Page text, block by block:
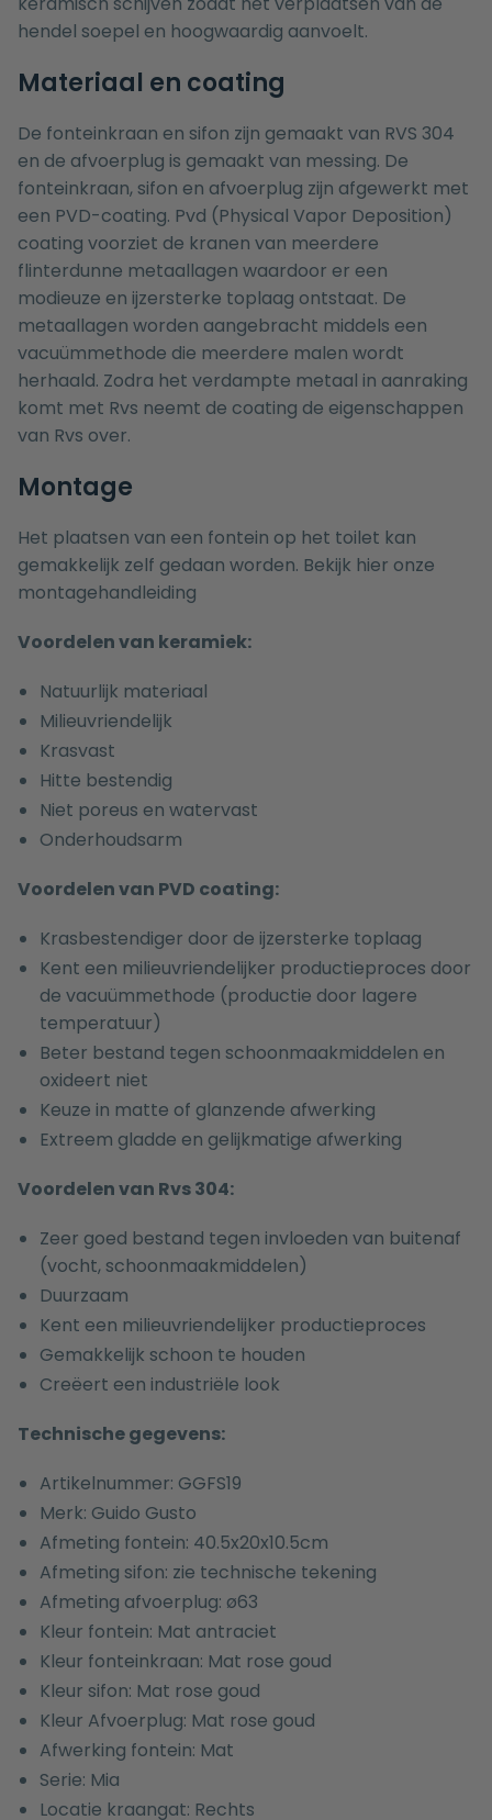
hendel soepel en hoogwaardig aanvoelt.
Materiaal en coating
De fonteinkraan en sifon zijn gemaakt van RVS 304
en de afvoerplug is gemaakt van messing. De
fonteinkraan, sifon en afvoerplug zijn afgewerkt met
een PVD-coating. Pvd (Physical Vapor Deposition)
coating voorziet de kranen van meerdere
flinterdunne metaallagen waardoor er een
modieuze en ijzersterke toplaag ontstaat. De
metaallagen worden aangebracht middels een
vacuümmethode die meerdere malen wordt
herhaald. Zodra het verdampte metaal in aanraking
komt met Rvs neemt de coating de eigenschappen
van Rvs over.
Montage
Het plaatsen van een fontein op het toilet kan
gemakkelijk zelf gedaan worden. Bekijk hier onze
montagehandleiding
Voordelen van keramiek:
Natuurlijk materiaal
Milieuvriendelijk
Krasvast
Hitte bestendig
Niet poreus en watervast
Onderhoudsarm
Voordelen van PVD coating:
Krasbestendiger door de ijzersterke toplaag
Kent een milieuvriendelijker productieproces door
de vacuümmethode (productie door lagere
temperatuur)
Beter bestand tegen schoonmaakmiddelen en
oxideert niet
Keuze in matte of glanzende afwerking
Extreem gladde en gelijkmatige afwerking
Voordelen van Rvs 304:
Zeer goed bestand tegen invloeden van buitenaf
(vocht, schoonmaakmiddelen)
Duurzaam
Kent een milieuvriendelijker productieproces
Gemakkelijk schoon te houden
Creëert een industriële look
Technische gegevens:
Artikelnummer: GGFS19
Merk: Guido Gusto
Afmeting fontein: 40.5x20x10.5cm
Afmeting sifon: zie technische tekening
Afmeting afvoerplug: ø63
Kleur fontein: Mat antraciet
Kleur fonteinkraan: Mat rose goud
Kleur sifon: Mat rose goud
Kleur Afvoerplug: Mat rose goud
Afwerking fontein: Mat
Serie: Mia
Locatie kraangat: Rechts